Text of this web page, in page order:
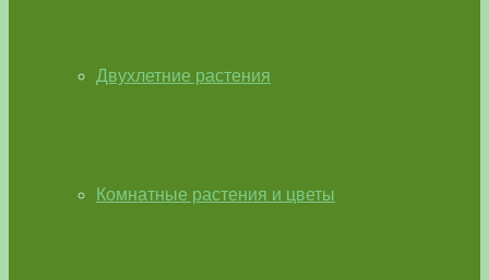
Двухлетние растения
Комнатные растения и цветы